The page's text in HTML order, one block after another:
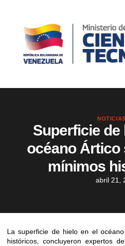
NOTICIAS
Superficie de
océano Ártico
mínimos
abril 21,
La superficie de hielo en el
históricos, concluyeron expertos